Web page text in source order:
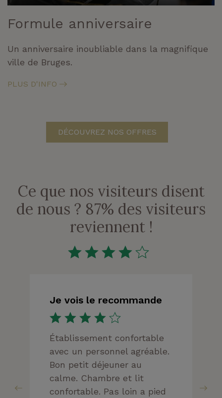
Formule anniversaire
Un anniversaire inoubliable dans la magnifique
ville de Bruges.
PLUS D'INFO
DÉCOUVREZ NOS OFFRES
Ce que nos visiteurs disent
de nous ? 87% des visiteurs
reviennent !
Je vois le recommande
Établissement confortable
avec un personnel agréable.
Bon petit déjeuner au
calme. Chambre et lit
confortable. Pas loin a pied